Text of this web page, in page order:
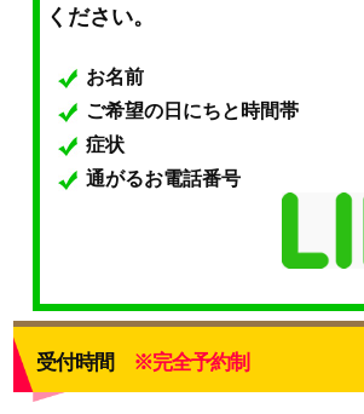
ください。
お名前
ご希望の日にちと時間帯
症状
通がるお電話番号
受付時間 ※完全予約制